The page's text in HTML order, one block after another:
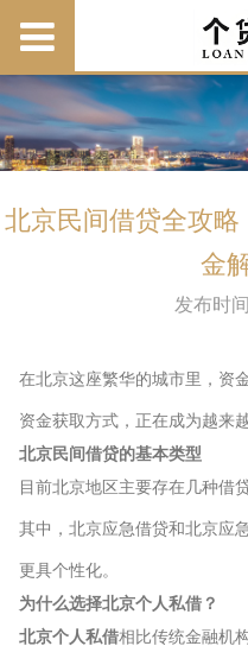
北京民间借贷全攻
金
发布时
在北京这座繁华的城市里，资
资金获取方式，正在成为越来
北京民间借贷的基本类型
目前北京地区主要存在几种借
其中，北京应急借贷和北京应
更具个性化。
为什么选择北京个人私借？
北京个人私借相比传统金融机